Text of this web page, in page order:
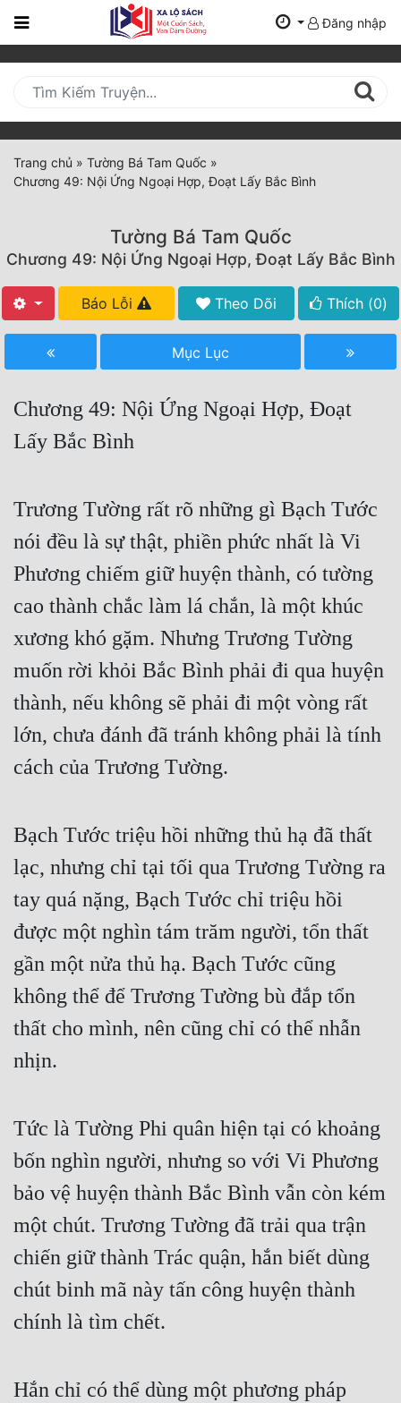
Trang
Mới
Cập
Nhật
(current)
Tất Cả
Hoàn Thành
Truyện Convert
Truyện Dịch
Truyện Nhập Môn
Truyện ngắn
Xa Lộ Dịch
Cung Đấu
Cạnh Kỹ
Cổ Tiên Hiệp
Du Hí
Dị Giới
Dị Năng
Gia Đấu
Góc Nhìn Nam
Góc Nhìn Nữ
Huyền Nghi
Huyền Ảo
Học Đường
Khoa Huyễn
Kinh Dị
Đăng nhập
Trang chủ » Tường Bá Tam Quốc »
Chương 49: Nội Ứng Ngoại Hợp, Đoạt Lấy Bắc Bình
Tường Bá Tam Quốc
Chương 49: Nội Ứng Ngoại Hợp, Đoạt Lấy Bắc Bình
Báo Lỗi Theo Dõi Thích (0)
Mục Lục
Chương 49: Nội Ứng Ngoại Hợp, Đoạt
Lấy Bắc Bình
Trương Tường rất rõ những gì Bạch Tước
nói đều là sự thật, phiền phức nhất là Vi
Phương chiếm giữ huyện thành, có tường
cao thành chắc làm lá chắn, là một khúc
xương khó gặm. Nhưng Trương Tường
muốn rời khỏi Bắc Bình phải đi qua huyện
thành, nếu không sẽ phải đi một vòng rất
lớn, chưa đánh đã tránh không phải là tính
cách của Trương Tường.
Bạch Tước triệu hồi những thủ hạ đã thất
lạc, nhưng chỉ tại tối qua Trương Tường ra
tay quá nặng, Bạch Tước chỉ triệu hồi
được một nghìn tám trăm người, tổn thất
gần một nửa thủ hạ. Bạch Tước cũng
không thể để Trương Tường bù đắp tổn
thất cho mình, nên cũng chỉ có thể nhẫn
nhịn.
Tức là Tường Phi quân hiện tại có khoảng
bốn nghìn người, nhưng so với Vi Phương
bảo vệ huyện thành Bắc Bình vẫn còn kém
một chút. Trương Tường đã trải qua trận
chiến giữ thành Trác quận, hắn biết dùng
chút binh mã này tấn công huyện thành
chính là tìm chết.
Hắn chỉ có thể dùng một phương pháp